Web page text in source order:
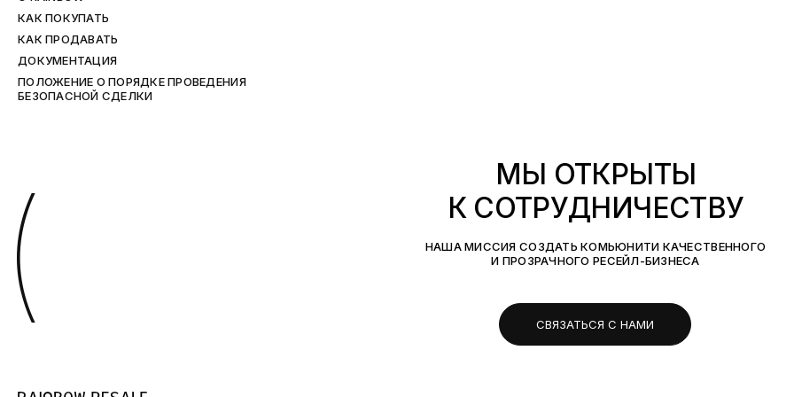
КАК ПОКУПАТЬ
КАК ПРОДАВАТЬ
ДОКУМЕНТАЦИЯ
ПОЛОЖЕНИЕ О ПОРЯДКЕ ПРОВЕДЕНИЯ
БЕЗОПАСНОЙ СДЕЛКИ
(
МЫ ОТКРЫТЫ
К СОТРУДНИЧЕСТВУ
НАША МИССИЯ СОЗДАТЬ КОМЬЮНИТИ КАЧЕСТВЕННОГО
И ПРОЗРАЧНОГО РЕСЕЙЛ-БИЗНЕСА
СВЯЗАТЬСЯ С НАМИ